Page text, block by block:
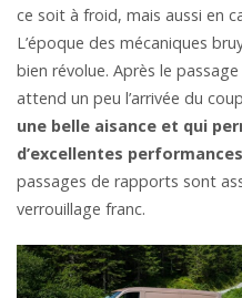
ce soit à froid, mais aussi en
L’époque des mécaniques
bien révolue. Après le
attend un peu l’arrivée du
une belle aisance et qui
d’excellentes performances
passages de rapports sont
verrouillage franc.